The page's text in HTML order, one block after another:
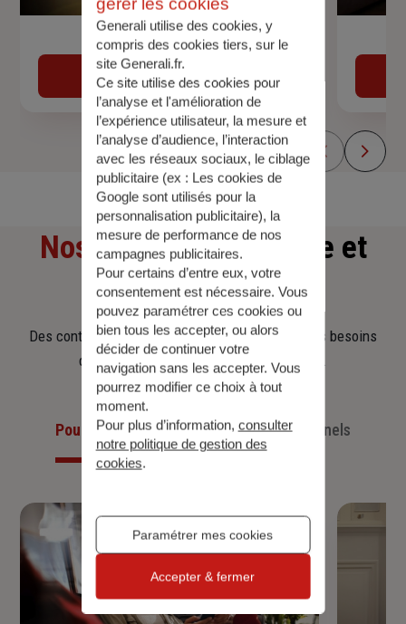
Devis assurance auto
Obtenir une estimation
Nos offresd'assurance et
d'épargne
Des contrats clairs et flexibles pour sécuriser vos besoins
d’aujourd’hui et anticiper ceux de demain.
Pour les particuliersPour les professionnels
Generali utilise des cookies, y
compris des cookies tiers, sur le
site Generali.fr.
Ce site utilise des cookies pour
l’analyse et l'amélioration de
l’expérience utilisateur, la mesure et
l’analyse d’audience, l’interaction
avec les réseaux sociaux, le ciblage
publicitaire (ex : Les cookies de
Google sont utilisés pour la
personnalisation publicitaire), la
mesure de performance de nos
campagnes publicitaires.
Pour certains d’entre eux, votre
consentement est nécessaire. Vous
pouvez paramétrer ces cookies ou
bien tous les accepter, ou alors
décider de continuer votre
navigation sans les accepter. Vous
pourrez modifier ce choix à tout
moment.
Pour plus d’information, consulter
notre politique de gestion des
cookies.
Paramétrer mes cookies
Accepter & fermer